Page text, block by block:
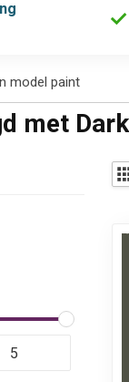
model paint
met